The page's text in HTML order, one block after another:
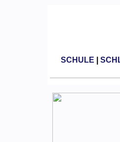
SCHULE